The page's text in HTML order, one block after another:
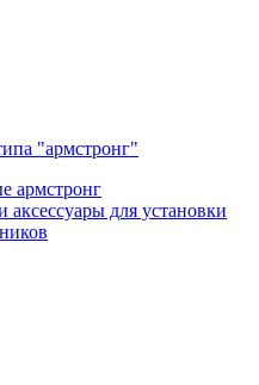
"армстронг"
армстронг
для установки